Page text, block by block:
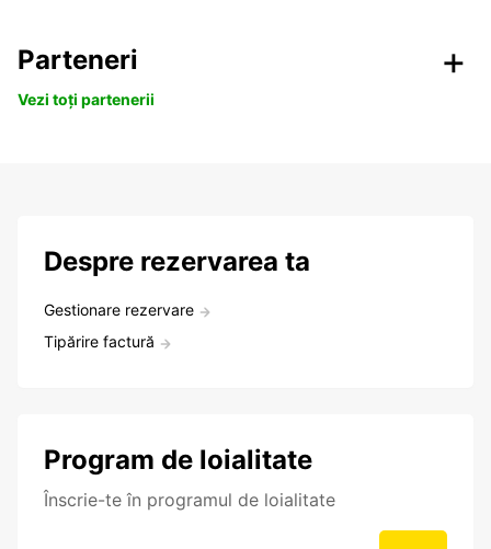
Parteneri
Vezi toți partenerii
Despre rezervarea ta
Gestionare rezervare
Tipărire factură
Program de loialitate
Înscrie-te în programul de loialitate